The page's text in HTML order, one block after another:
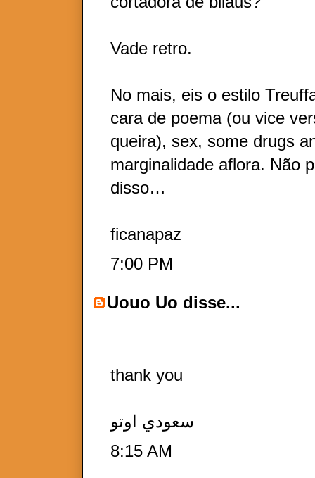
Vade retro.
No mais, eis o estilo
cara de poema (ou vice
queira), sex, some drugs
marginalidade aflora. Não
disso…
ficanapaz
7:00 PM
Uouo Uo disse...
thank you
سعودي اوتو
8:15 AM